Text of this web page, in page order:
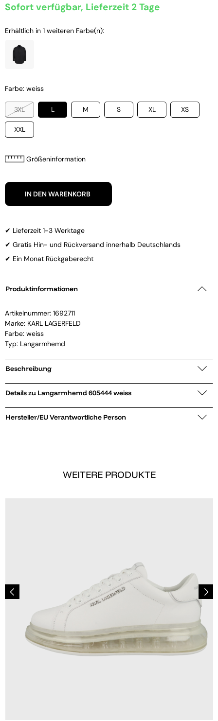
Sofort verfügbar, Lieferzeit 2 Tage
Erhältlich in 1 weiteren Farbe(n):
Farbe: weiss
3XL L M S XL XS
XXL
Größeninformation
IN DEN WARENKORB
✔ Lieferzeit 1-3 Werktage
✔ Gratis Hin- und Rückversand innerhalb Deutschlands
✔ Ein Monat Rückgaberecht
Produktinformationen
Artikelnummer: 1692711
Marke: KARL LAGERFELD
Farbe: weiss
Typ: Langarmhemd
Beschreibung
Details zu Langarmhemd 605444 weiss
Hersteller/EU Verantwortliche Person
WEITERE PRODUKTE